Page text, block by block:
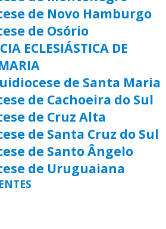
de Novo Hamburgo
de Osório
ECLESIÁSTICA DE
de Santa Maria
de Cachoeira do Sul
de Cruz Alta
de Santa Cruz do Sul
de Santo Ângelo
de Uruguaiana